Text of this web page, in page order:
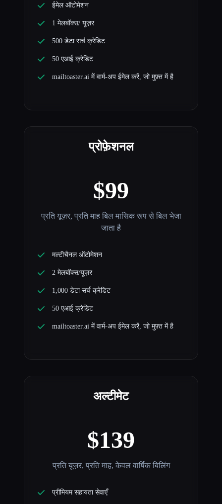
ईमेल ऑटोमेशन
1 मेलबॉक्स/ यूज़र
500 डेटा सर्च क्रेडिट
50 एआई क्रेडिट
mailtoaster.ai में वार्म-अप ईमेल करें, जो मुफ़्त में है
प्रोफ़ेशनल
$99
प्रति यूज़र, प्रति माह बिल मासिक रूप से बिल भेजा
जाता है
मल्टीचैनल ऑटोमेशन
2 मेलबॉक्स/यूज़र
1,000 डेटा सर्च क्रेडिट
50 एआई क्रेडिट
mailtoaster.ai में वार्म-अप ईमेल करें, जो मुफ़्त में है
अल्टीमेट
$139
प्रति यूज़र, प्रति माह, केवल वार्षिक बिलिंग
प्रीमियम सहायता सेवाएँ